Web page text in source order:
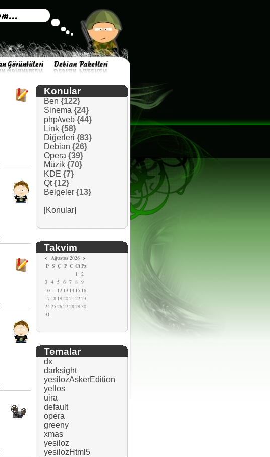
Konular
Ben {122}
Sinema {24}
php/web {44}
Link {58}
Diğerleri {83}
Debian {26}
Opera {39}
Müzik {70}
KDE {7}
Qt {12}
Belgeler {13}
[Konular]
Takvim
< Ağustos 2026 >
P S Ç P C CtPz
1 2
3 4 5 6 7 8 9
10 11 12 13 14 15 16
17 18 192021 2223
24252627282930
31
Temalar
dx
darksight
yesilozAskerEdition
yellos
uira
default
opera
greeny
xmas
yesiloz
yesilozHtml5